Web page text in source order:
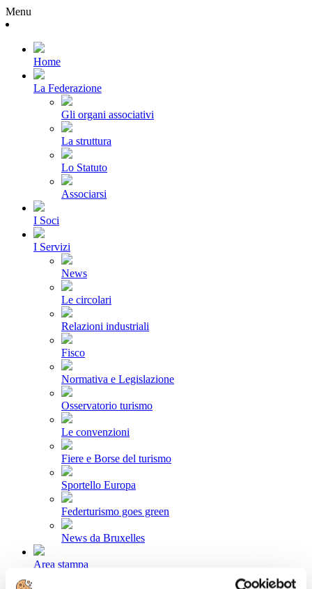
Menu
Home
La Federazione
Gli organi associativi
La struttura
Lo Statuto
Associarsi
I Soci
I Servizi
News
Le circolari
Relazioni industriali
Fisco
Normativa e Legislazione
Osservatorio turismo
Le convenzioni
Fiere e Borse del turismo
Sportello Europa
Federturismo goes green
News da Bruxelles
Area stampa